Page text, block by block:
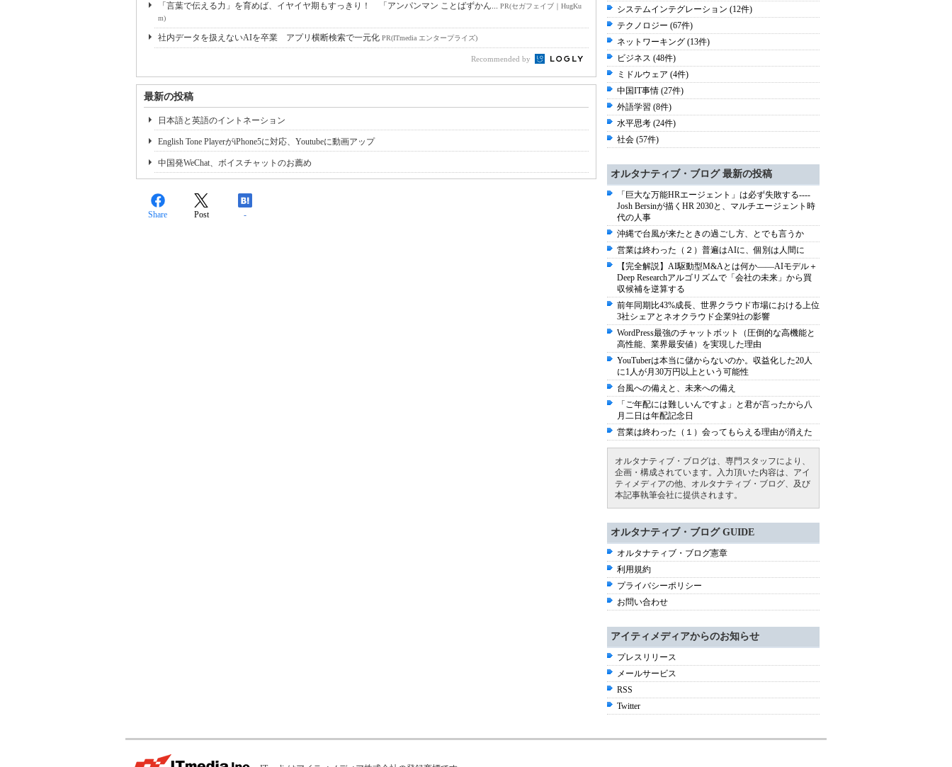
「言葉で伝える力」を育めば、イヤイヤ期もすっきり！ 「アンパンマン ことばずかん... PR(セガフェイブ｜HugKu
m)
社内データを扱えないAIを卒業 アプリ横断検索で一元化 PR(ITmedia エンタープライズ)
Recommended by
最新の投稿
日本語と英語のイントネーション
English Tone PlayerがiPhone5に対応、Youtubeに動画アップ
中国発WeChat、ボイスチャットのお薦め
Share Post -
システムインテグレーション (12件)
テクノロジー (67件)
ネットワーキング (13件)
ビジネス (48件)
ミドルウェア (4件)
中国IT事情 (27件)
外語学習 (8件)
水平思考 (24件)
社会 (57件)
オルタナティブ・ブログ 最新の投稿
「巨大な万能HRエージェント」は必ず失敗する----
Josh Bersinが描くHR 2030と、マルチエージェント時
代の人事
沖縄で台風が来たときの過ごし方、とでも言うか
営業は終わった（２）普遍はAIに、個別は人間に
【完全解説】AI駆動型M&Aとは何か――AIモデル＋
Deep Researchアルゴリズムで「会社の未来」から買
収候補を逆算する
前年同期比43%成長、世界クラウド市場における上位
3社シェアとネオクラウド企業9社の影響
WordPress最強のチャットボット（圧倒的な高機能と
高性能、業界最安値）を実現した理由
YouTuberは本当に儲からないのか。収益化した20人
に1人が月30万円以上という可能性
台風への備えと、未来への備え
「ご年配には難しいんですよ」と君が言ったから八
月二日は年配記念日
営業は終わった（１）会ってもらえる理由が消えた
オルタナティブ・ブログは、専門スタッフにより、
企画・構成されています。入力頂いた内容は、アイ
ティメディアの他、オルタナティブ・ブログ、及び
本記事執筆会社に提供されます。
オルタナティブ・ブログ GUIDE
オルタナティブ・ブログ憲章
利用規約
プライバシーポリシー
お問い合わせ
アイティメディアからのお知らせ
プレスリリース
メールサービス
RSS
Twitter